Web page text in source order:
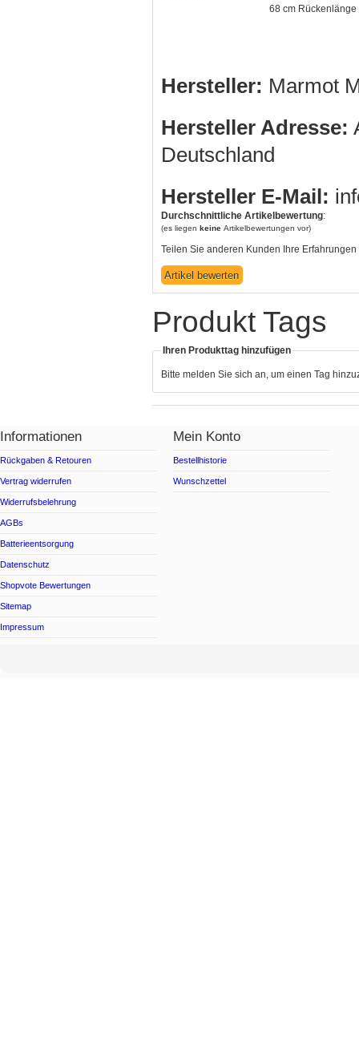
68 cm Rückenlänge
Hersteller: Marmot
Hersteller Adresse:
Deutschland
Hersteller E-Mail:
Durchschnittliche Artikelbewertung:
(es liegen keine Artikelbewertungen vor)
Teilen Sie anderen Kunden Ihre Erfahrungen
Produkt Tags
Ihren Produkttag hinzufügen
Bitte melden Sie sich an, um einen Tag
Informationen
Rückgaben & Retouren
Vertrag widerrufen
Widerrufsbelehrung
AGBs
Batterieentsorgung
Datenschutz
Shopvote Bewertungen
Sitemap
Impressum
Mein Konto
Bestellhistorie
Wunschzettel